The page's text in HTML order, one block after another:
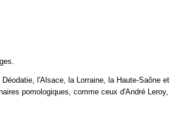
l'Alsace, la Lorraine, la Haute-Saône
pomologiques, comme ceux d'André